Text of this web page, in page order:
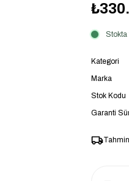
Kategori
Marka
Stok Kodu
Garanti